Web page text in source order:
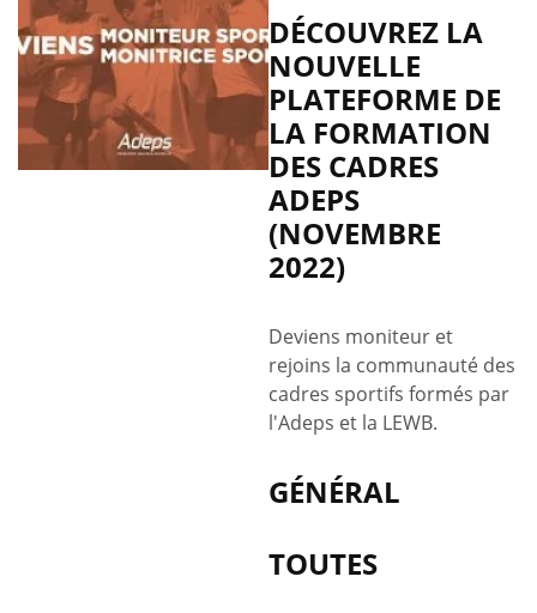
DÉCOUVREZ LA
NOUVELLE
PLATEFORME DE
LA FORMATION
DES CADRES
ADEPS
(NOVEMBRE
2022)
Deviens moniteur et
rejoins la communauté des
cadres sportifs formés par
l'Adeps et la LEWB.
GÉNÉRAL
TOUTES